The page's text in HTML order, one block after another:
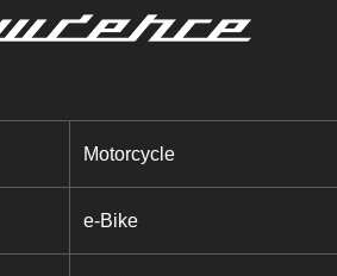
Motorcycle
e-Bike